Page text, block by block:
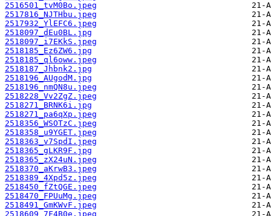
2516501_tvM0Bo.jpeg
2517816_NJTHbu.jpeg
2517932_YlEFC6.jpeg
2518097_dEu0BL.jpg
2518097_i7EKkS.jpeg
2518185_Ez6ZW6.jpg
2518185_ql6oww.jpeg
2518187_Jhbnk2.jpg
2518196_AUgodM.jpg
2518196_nmQN8u.jpeg
2518228_Vv2ZgZ.jpeg
2518271_BRNK6i.jpg
2518271_pa6qXp.jpeg
2518356_WSOTzC.jpeg
2518358_u9YGET.jpeg
2518363_v7SpdI.jpeg
2518365_gLKR9F.jpg
2518365_zX24uN.jpeg
2518370_aKrwB3.jpeg
2518389_4Xpd5z.jpeg
2518450_fZtQGE.jpeg
2518470_FPUuMg.jpeg
2518491_GmKWvF.jpeg
2518609_7F4B0e.jpeg